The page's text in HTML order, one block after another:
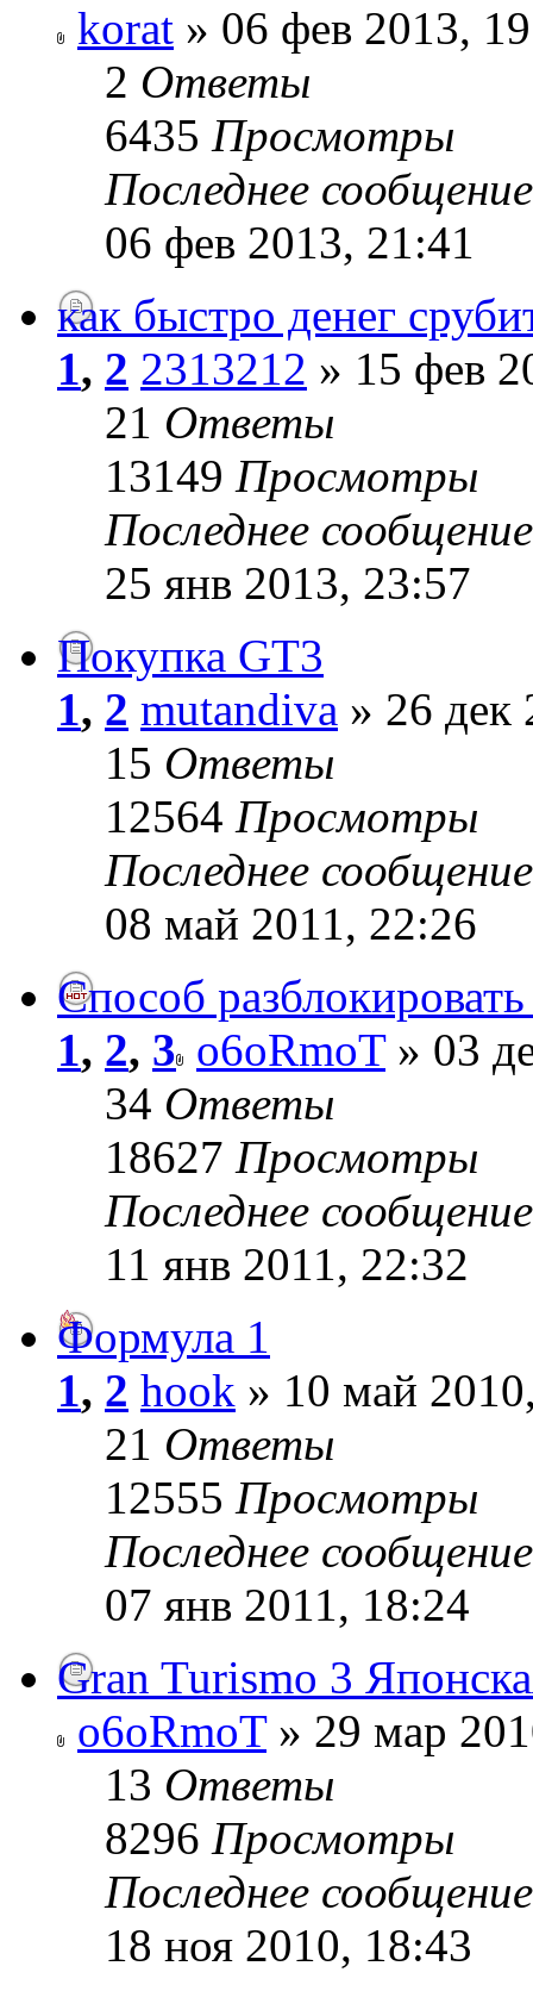
korat » 06 фев 2013,
2 Ответы
6435 Просмотры
Последнее
06 фев 2013, 21:41
как быстро денег
1, 2 2313212 » 15 фев
21 Ответы
13149 Просмотры
Последнее
25 янв 2013, 23:57
Покупка GT3
1, 2 mutandiva » 26 дек
15 Ответы
12564 Просмотры
Последнее
08 май 2011, 22:26
Способ
1, 2, 3 o6oRmoT» 03
34 Ответы
18627 Просмотры
Последнее
11 янв 2011, 22:32
Формула 1
1, 2 hook » 10 май
21 Ответы
12555 Просмотры
Последнее
07 янв 2011, 18:24
Gran Turismo 3
o6oRmoT» 29 мар
13 Ответы
8296 Просмотры
Последнее
18 ноя 2010, 18:43